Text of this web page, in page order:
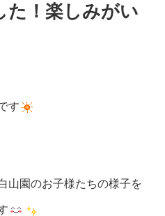
た！楽しみがい
す
山園のお子様たちの様子を